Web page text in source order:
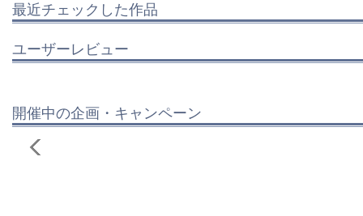
最近チェックした作品
ユーザーレビュー
開催中の企画・キャンペーン